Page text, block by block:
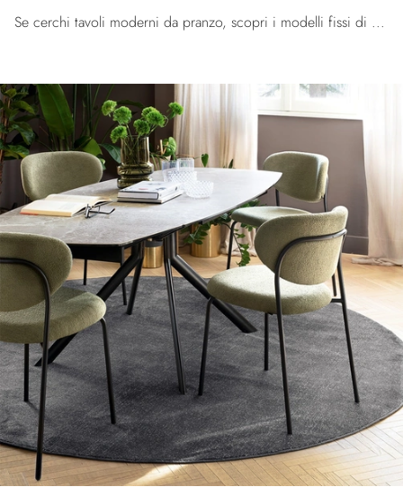
Se cerchi tavoli moderni da pranzo, scopri i modelli fissi di Calligaris: clicca e scopri il modello Delta in ceramica.